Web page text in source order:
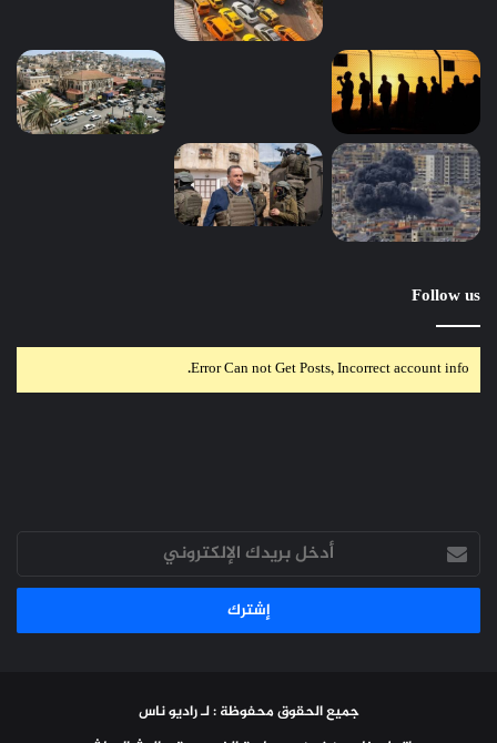
Follow us
Error Can not Get Posts, Incorrect account info.
أدخل
بريدك
الإلكتروني
جميع الحقوق محفوظة : لـ راديو ناس